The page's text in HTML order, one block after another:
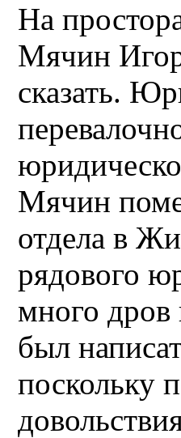
На
Мячин
сказать.
Мячин
отдела в
рядового
много дров
был
поскольку